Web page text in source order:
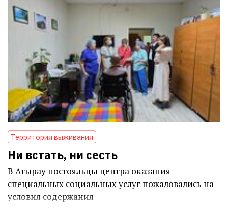
Территория выживания
Ни встать, ни сесть
В Атырау постояльцы центра оказания
специальных социальных услуг пожаловались на
условия содержания